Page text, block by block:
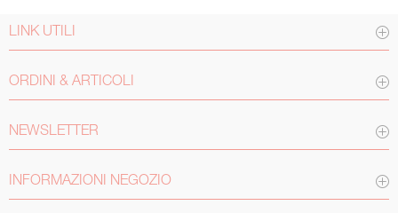
LINK UTILI
ORDINI & ARTICOLI
NEWSLETTER
INFORMAZIONI NEGOZIO